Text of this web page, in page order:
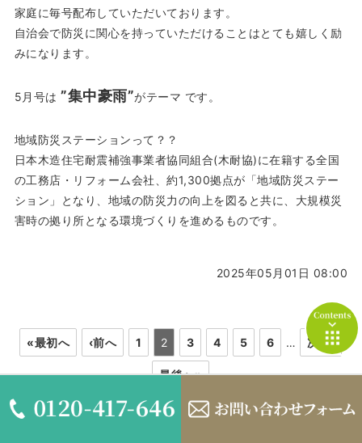
家庭に毎号配布していただいております。
自治会で防災に関心を持っていただけることはとても嬉しく励
みになります。
5月号は ”集中豪雨”がテーマ です。
地域防災ステーションって？？
日本木造住宅耐震補強事業者協同組合(木耐協)に在籍する全国
の工務店・リフォーム会社、約1,300拠点が「地域防災ステー
ション」となり、地域の防災力の向上を図ると共に、大規模災
害時の拠り所となる環境づくりを進めるものです。
2025年05月01日 08:00
«最初へ ‹前へ 1 2 3 4 5 6 … 次へ›
最後へ»